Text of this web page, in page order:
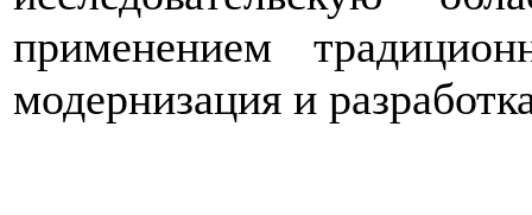
применением
модернизация и